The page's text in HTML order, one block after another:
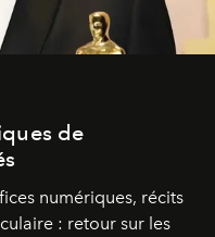
de
numériques, récits
: retour sur les